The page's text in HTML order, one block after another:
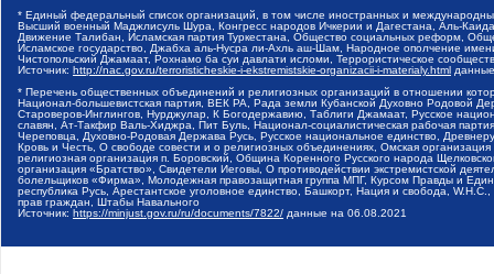
* Единый федеральный список организаций, в том числе иностранных и
Высший военный Маджлисуль Шура, Конгресс народов Ичкерии и Дагестана, Аль-
Движение Талибан, Исламская партия Туркестана, Общество социальных реформ,
Исламское государство, Джабха аль-Нусра ли-Ахль аш-Шам, Народное ополчение
Чистопольский Джамаат, Рохнамо ба суи давлати исломи, Террористическое
Источник: http://nac.gov.ru/terroristicheskie-i-ekstremistskie-organizacii-i-materialy.html
* Перечень общественных объединений и религиозных организаций в отношении
Национал-большевистская партия, ВЕК РА, Рада земли Кубанской Духовно Родовой
Староверов-Инглингов, Нурджулар, К Богодержавию, Таблиги Джамаат, Русское
славян, Ат-Такфир Валь-Хиджра, Пит Буль, Национал-социалистическая рабочая
Череповца, Духовно-Родовая Держава Русь, Русское национальное единство,
Кровь и Честь, О свободе совести и о религиозных объединениях, Омская
религиозная организация п. Боровский, Община Коренного Русского народа
организация «Братство», Свидетели Иеговы, О противодействии экстремистской
болельщиков «Фирма», Молодежная правозащитная группа МПГ, Курсом Правды и
республика Русь, Арестантское уголовное единство, Башкорт, Нация и свобода,
прав граждан, Штабы Навального
Источник: https://minjust.gov.ru/ru/documents/7822/ данные на 06.08.2021